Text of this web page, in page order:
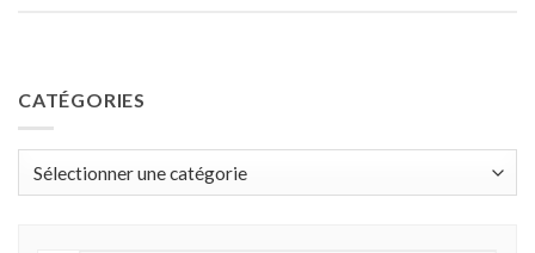
CATÉGORIES